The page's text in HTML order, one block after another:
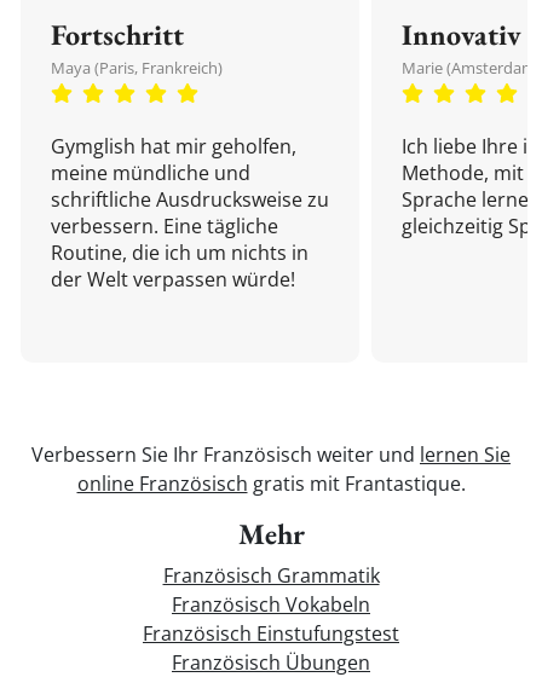
Fortschritt
Maya (Paris, Frankreich)
Gymglish hat mir geholfen,
meine mündliche und
schriftliche Ausdrucksweise zu
verbessern. Eine tägliche
Routine, die ich um nichts in
der Welt verpassen würde!
Innovativ
Marie
Ich liebe Ihre
Methode, mit
Sprache
gleichzeitig
Verbessern Sie Ihr Französisch weiter und lernen Sie
online Französisch gratis mit Frantastique.
Mehr
Französisch Grammatik
Französisch Vokabeln
Französisch Einstufungstest
Französisch Übungen